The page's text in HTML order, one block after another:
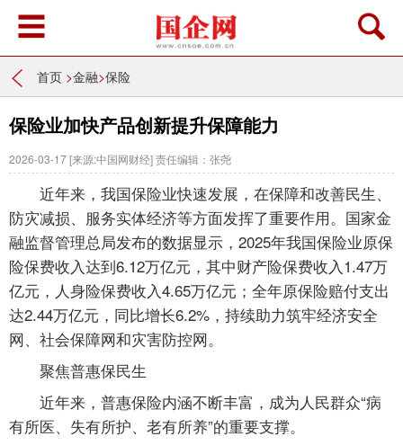
首页 >金融>保险
保险业加快产品创新提升保障能力
2026-03-17[来源:中国网财经]责任编辑：张尧
近年来，我国保险业快速发展，在保障和改善民生、
防灾减损、服务实体经济等方面发挥了重要作用。国家金
融监督管理总局发布的数据显示，2025年我国保险业原保
险保费收入达到6.12万亿元，其中财产险保费收入1.47万
亿元，人身险保费收入4.65万亿元；全年原保险赔付支出
达2.44万亿元，同比增长6.2%，持续助力筑牢经济安全
网、社会保障网和灾害防控网。
聚焦普惠保民生
近年来，普惠保险内涵不断丰富，成为人民群众“病
有所医、失有所护、老有所养”的重要支撑。